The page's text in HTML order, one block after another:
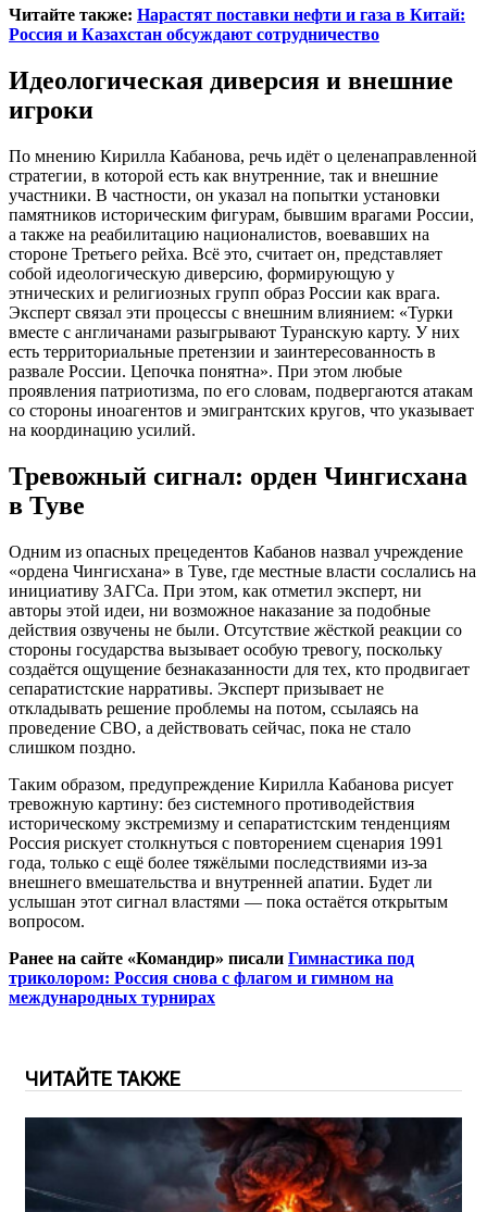
Читайте также: Нарастят поставки нефти и газа в Китай:
Россия и Казахстан обсуждают сотрудничество
Идеологическая диверсия и внешние
игроки
По мнению Кирилла Кабанова, речь идёт о целенаправленной
стратегии, в которой есть как внутренние, так и внешние
участники. В частности, он указал на попытки установки
памятников историческим фигурам, бывшим врагами России,
а также на реабилитацию националистов, воевавших на
стороне Третьего рейха. Всё это, считает он, представляет
собой идеологическую диверсию, формирующую у
этнических и религиозных групп образ России как врага.
Эксперт связал эти процессы с внешним влиянием: «Турки
вместе с англичанами разыгрывают Туранскую карту. У них
есть территориальные претензии и заинтересованность в
развале России. Цепочка понятна». При этом любые
проявления патриотизма, по его словам, подвергаются атакам
со стороны иноагентов и эмигрантских кругов, что указывает
на координацию усилий.
Тревожный сигнал: орден Чингисхана
в Туве
Одним из опасных прецедентов Кабанов назвал учреждение
«ордена Чингисхана» в Туве, где местные власти сослались на
инициативу ЗАГСа. При этом, как отметил эксперт, ни
авторы этой идеи, ни возможное наказание за подобные
действия озвучены не были. Отсутствие жёсткой реакции со
стороны государства вызывает особую тревогу, поскольку
создаётся ощущение безнаказанности для тех, кто продвигает
сепаратистские нарративы. Эксперт призывает не
откладывать решение проблемы на потом, ссылаясь на
проведение СВО, а действовать сейчас, пока не стало
слишком поздно.
Таким образом, предупреждение Кирилла Кабанова рисует
тревожную картину: без системного противодействия
историческому экстремизму и сепаратистским тенденциям
Россия рискует столкнуться с повторением сценария 1991
года, только с ещё более тяжёлыми последствиями из-за
внешнего вмешательства и внутренней апатии. Будет ли
услышан этот сигнал властями — пока остаётся открытым
вопросом.
Ранее на сайте «Командир» писали Гимнастика под
триколором: Россия снова с флагом и гимном на
международных турнирах
ЧИТАЙТЕ ТАКЖЕ